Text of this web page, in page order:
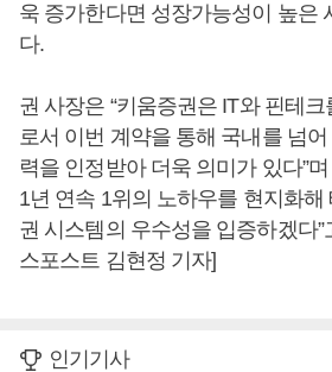
욱 증가한다면 성장가능성이 높은
다.
권 사장은 “키움증권은 IT와 핀테
로서 이번 계약을 통해 국내를 넘
력을 인정받아 더욱 의미가 있다”
1년 연속 1위의 노하우를 현지화
권 시스템의 우수성을 입증하겠다”
스포스트 김현정 기자]
인기기사